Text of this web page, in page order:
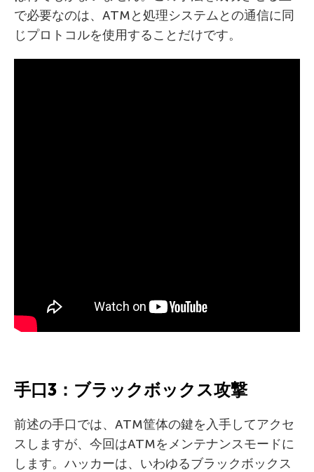
で必要なのは、ATMと処理システムとの通信に同
じプロトコルを使用することだけです。
手口3：ブラックボックス攻撃
前述の手口では、ATM筐体の鍵を入手してアクセ
スしますが、今回はATMをメンテナンスモードに
します。ハッカーは、いわゆるブラックボックス